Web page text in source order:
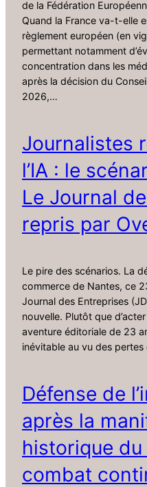
de la Fédération
Quand la France va-t-elle
règlement européen (en
permettant notamment
concentration dans les
après la décision du
2026,…
Journalistes
l’IA : le
Le Journal
repris par
Le pire des scénarios. La
commerce de Nantes, ce
Journal des Entreprises
nouvelle. Plutôt que
aventure éditoriale de 23
inévitable au vu des
Défense de
après la
historique du
combat